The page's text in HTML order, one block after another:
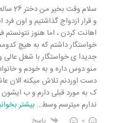
سلام
و قرار ازدواج گذاشتیم و اون
اهانت کردن ، اما هنوز
خواستگار داشتم که به هیچ
جدیدا ی خواستگار با شغل عالی
منو دوس داره و به خودم و
دست اوردنم تلاش میکنه
ک به مورد قبلی دارم و ب ایشون
ندارم میترسم وسط… بیشتر